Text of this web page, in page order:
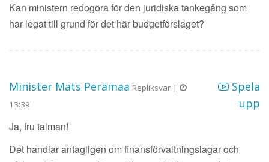
Kan ministern redogöra för den juridiska tankegång som
har legat till grund för det här budgetförslaget?
Minister Mats Perämaa Repliksvar |
13:39
Spela
upp
Ja, fru talman!
Det handlar antagligen om finansförvaltningslagar och